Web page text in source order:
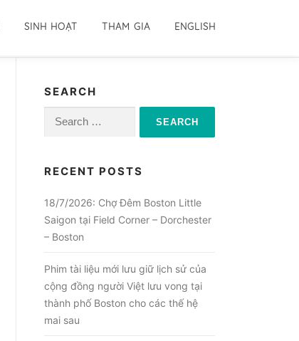
SINH HOẠT THAM GIA ENGLISH
SEARCH
Search
RECENT POSTS
18/7/2026: Chợ Đêm Boston Little
Saigon tại Field Corner – Dorchester
– Boston
Phim tài liệu mới lưu giữ lịch sử của
cộng đồng người Việt lưu vong tại
thành phố Boston cho các thế hệ
mai sau